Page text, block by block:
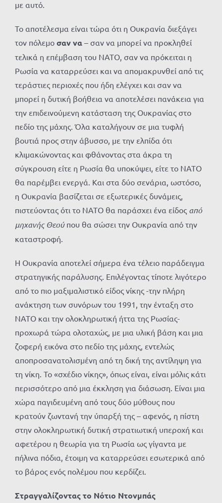
με αυτό.
Το αποτέλεσμα είναι τώρα ότι η Ουκρανία διεξάγει
τον πόλεμο σαν να – σαν να μπορεί να προκληθεί
τελικά η επέμβαση του ΝΑΤΟ, σαν να πρόκειται η
Ρωσία να καταρρεύσει και να απομακρυνθεί από τις
τεράστιες περιοχές που ήδη ελέγχει και σαν να
μπορεί η δυτική βοήθεια να αποτελέσει πανάκεια για
την επιδεινούμενη κατάσταση της Ουκρανίας στο
πεδίο της μάχης. Όλα καταλήγουν σε μια τυφλή
βουτιά προς στην άβυσσο, με την ελπίδα ότι
κλιμακώνοντας και φθάνοντας στα άκρα τη
σύγκρουση είτε η Ρωσία θα υποκύψει, είτε το ΝΑΤΟ
θα παρέμβει ενεργά. Και στα δύο σενάρια, ωστόσο,
η Ουκρανία βασίζεται σε εξωτερικές δυνάμεις,
πιστεύοντας ότι το ΝΑΤΟ θα παράσχει ένα είδος από
μηχανής Θεούπου θα σώσει την Ουκρανία από την
καταστροφή.
Η Ουκρανία αποτελεί σήμερα ένα τέλειο παράδειγμα
στρατηγικής παράλυσης. Επιλέγοντας τίποτε λιγότερο
από το πιο μαξιμαλιστικό είδος νίκης -την πλήρη
ανάκτηση των συνόρων του 1991, την ένταξη στο
ΝΑΤΟ και την ολοκληρωτική ήττα της Ρωσίας-
προχωρά τώρα ολοταχώς, με μια υλική βάση και μια
ζοφερή εικόνα στο πεδίο της μάχης, εντελώς
αποπροσανατολισμένη από τη δική της αντίληψη για
τη νίκη. Το «σχέδιο νίκης», όπως είναι, είναι μόλις κάτι
περισσότερο από μια έκκληση για διάσωση. Είναι μια
χώρα παγιδευμένη από τους δύο μύθους που
κρατούν ζωντανή την ύπαρξή της – αφενός, η πίστη
στην ολοκληρωτική δυτική στρατιωτική υπεροχή και
αφετέρου η θεωρία για τη Ρωσία ως γίγαντα με
πήλινα πόδια, έτοιμη να καταρρεύσει εσωτερικά από
το βάρος ενός πολέμου που κερδίζει.
Στραγγαλίζοντας το Νότιο Ντονμπάς